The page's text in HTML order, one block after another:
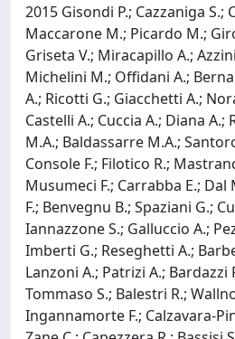
2015 Gisondi P.; Cazzaniga S.;
Maccarone M.; Picardo M.;
Griseta V.; Miracapillo A.;
Michelini M.; Offidani A.;
A.; Ricotti G.; Giacchetti A.;
Castelli A.; Cuccia A.; Diana A.;
M.A.; Baldassarre M.A.;
Console F.; Filotico R.;
Musumeci F.; Carrabba E.; Dal
F.; Benvegnu B.; Spaziani G.;
Iannazzone S.; Galluccio A.;
Imberti G.; Reseghetti A.;
Lanzoni A.; Patrizi A.; Bardazzi
Tommaso S.; Balestri R.;
Ingannamorte F.; Calzavara-